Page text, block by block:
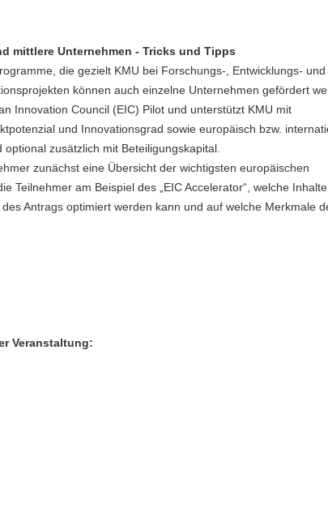
mittlere Unternehmen - Tricks und Tipps
die gezielt KMU bei Forschungs-, Entwicklungs- und
können auch einzelne Unternehmen gefördert
Innovation Council (EIC) Pilot und unterstützt KMU mit
und Innovationsgrad sowie europäisch bzw.
zusätzlich mit Beteiligungskapital.
zunächst eine Übersicht der wichtigsten europäischen
Teilnehmer am Beispiel des „EIC Accelerator“, welche
Antrags optimiert werden kann und auf welche Merkmale
Veranstaltung: